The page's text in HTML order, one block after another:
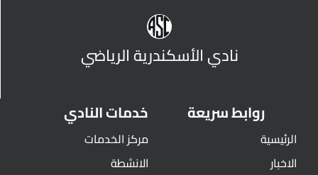
نادي الأسكندرية الرياضي
روابط سريعة
الرئيسية
الاخبار
خدمات النادي
مركز الخدمات
الانشطة